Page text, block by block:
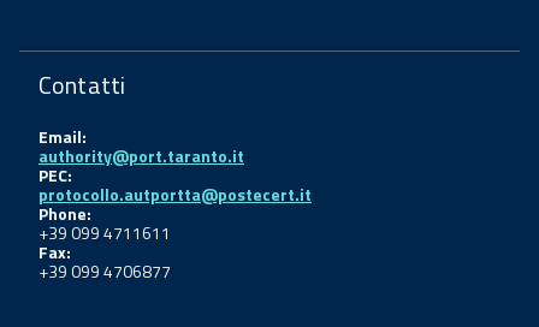
Contatti
Email:
authority@port.taranto.it
PEC:
protocollo.autportta@postecert.it
Phone:
+39 099 4711611
Fax:
+39 099 4706877